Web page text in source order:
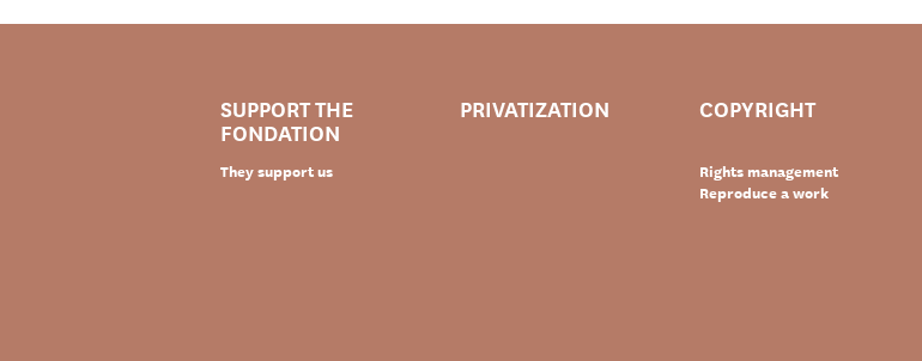
SUPPORT THE
FONDATION
They support us
PRIVATIZATION COPYRIGHT
Rights management
Reproduce a work